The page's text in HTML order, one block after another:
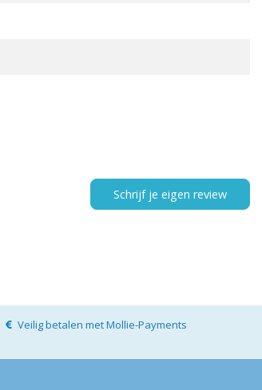
Schrijf je eigen review
Veilig betalen met Mollie-Payments